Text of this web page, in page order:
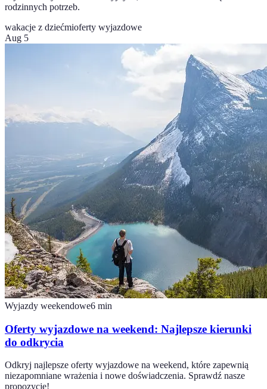
rodzinnych potrzeb.
wakacje z dziećmioferty wyjazdowe
Aug 5
Wyjazdy weekendowe6 min
Oferty wyjazdowe na weekend: Najlepsze kierunki
do odkrycia
Odkryj najlepsze oferty wyjazdowe na weekend, które zapewnią
niezapomniane wrażenia i nowe doświadczenia. Sprawdź nasze
propozycje!